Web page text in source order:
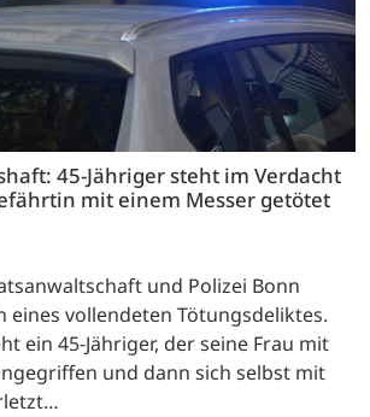
45-Jähriger steht im Verdacht
mit einem Messer getötet
und Polizei Bonn
eines vollendeten Tötungsdeliktes.
ein 45-Jähriger, der seine Frau mit
und dann sich selbst mit